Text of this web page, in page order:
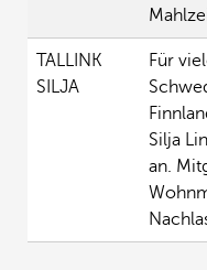
TALLINK
SILJA
Für
Silja
an.